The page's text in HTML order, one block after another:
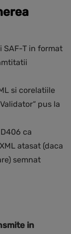
SAF-T in format
si corelatiile
pus la
ca
atasat (daca
semnat
in